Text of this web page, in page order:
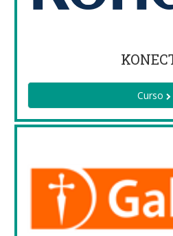
Curso